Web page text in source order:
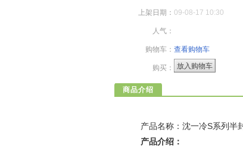
上架日期： 09-08-17 10:30
人气：
购物车： 查看购物车
购买： 放入购物车
商品介绍
产品名称：沈一冷S系列半
产品介绍：